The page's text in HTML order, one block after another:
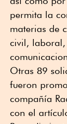
permita la
materias de
civil, laboral,
Otras 89
fueron
compañía
con el